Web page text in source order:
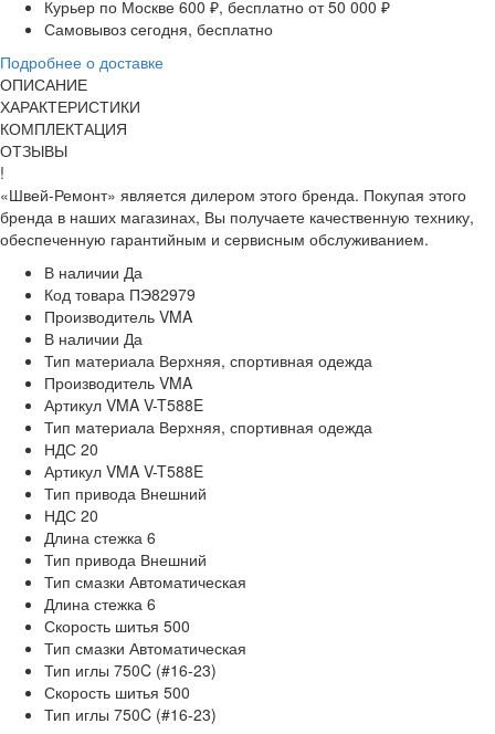
Курьер по Москве 600 ₽, бесплатно от 50 000 ₽
Самовывоз сегодня, бесплатно
Подробнее о доставке
ОПИСАНИЕ
ХАРАКТЕРИСТИКИ
КОМПЛЕКТАЦИЯ
ОТЗЫВЫ
!
«Швей-Ремонт» является дилером этого бренда. Покупая этого
бренда в наших магазинах, Вы получаете качественную технику,
обеспеченную гарантийным и сервисным обслуживанием.
В наличии Да
Код товара ПЭ82979
Производитель VMA
В наличии Да
Тип материала Верхняя, спортивная одежда
Производитель VMA
Артикул VMA V-T588E
Тип материала Верхняя, спортивная одежда
НДС 20
Артикул VMA V-T588E
Тип привода Внешний
НДС 20
Длина стежка 6
Тип привода Внешний
Тип смазки Автоматическая
Длина стежка 6
Скорость шитья 500
Тип смазки Автоматическая
Тип иглы 750C (#16-23)
Скорость шитья 500
Тип иглы 750C (#16-23)